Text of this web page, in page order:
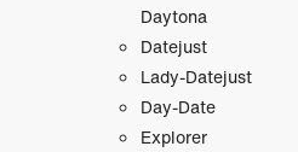
Daytona
Datejust
Lady‑Datejust
Day‑Date
Explorer